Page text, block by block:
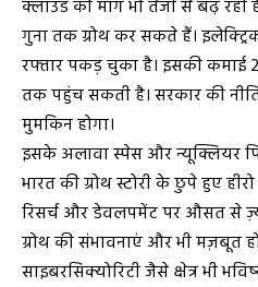
क्लाउड की मांग भी तेजी से बढ़ रही
गुना तक ग्रोथ कर सकते हैं।
रफ्तार पकड़ चुका है। इसकी
तक पहुंच सकती है। सरकार की
मुमकिन होगा।
इसके अलावा स्पेस और न्यूक्लियर
भारत की ग्रोथ स्टोरी के छुपे हुए
रिसर्च और डेवलपमेंट पर औसत से
ग्रोथ की संभावनाएं और भी मज़बूत
साइबरसिक्योरिटी जैसे क्षेत्र भी